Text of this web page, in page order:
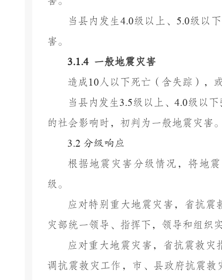
当县内发生4.0级以上、 5.0级以
害。
3.1.4 一般地震灾害
造成10人以下死亡（含失踪），
当县内发生3.5级以上、4.0级以
的社会影响时，初判为一般地震灾害
3.2 分级响应
根据地震灾害分级情况，将地
级。
应对特别重大地震灾害， 省抗震
灾部 统一领导 、指挥下，领导和组织
应对重大地震灾害， 省抗震救灾
调抗震救灾工作，市、县政府抗震